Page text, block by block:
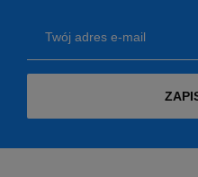
Twój adres e-mail